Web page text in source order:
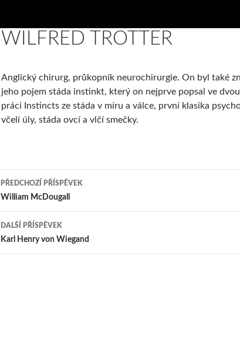
WILFRED TROTTER
Anglický chirurg, průkopník neurochirurgie. On byl také
jeho pojem stáda instinkt, který on nejprve popsal ve
práci Instincts ze stáda v míru a válce, první klasika
včelí úly, stáda ovcí a vlčí smečky.
Navigace
pro
příspěvky
PŘEDCHOZÍ PŘÍSPĚVEK
William McDougall
DALŠÍ PŘÍSPĚVEK
Karl Henry von Wiegand